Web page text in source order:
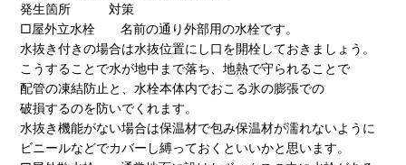
発生箇所 対策
□屋外立水栓 名前の通り外部用の水栓です。
水抜き付きの場合は水抜位置にし口を開栓しておきましょう。
こうすることで水が地中まで落ち、地熱で守られることで
配管の凍結防止と、水栓本体内でおこる氷の膨張での
破損するのを防いでくれます。
水抜き機能がない場合は保温材で包み保温材が濡れないように
ビニールなどでカバーし縛っておくといいかと思います。